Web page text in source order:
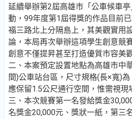
延續舉辦第2屆高雄市「公車候車
動，99年度第1屆得獎的作品目前
福三路北上分隔島上，其美觀實用
論，本局再次舉辦這項學生創意競
創意不僅提昇甚至打造優質市容美
二、本案預定設置地點為高雄市中
間)公車站台區，尺寸規格(長×寬)
應保留1.5公尺通行空間，惟需視現
三、本次競賽第一名發給獎金
名獎金20,000元、獎狀一紙，第三